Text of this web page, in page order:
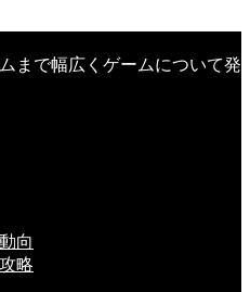
まで幅広くゲームについて発
向
略